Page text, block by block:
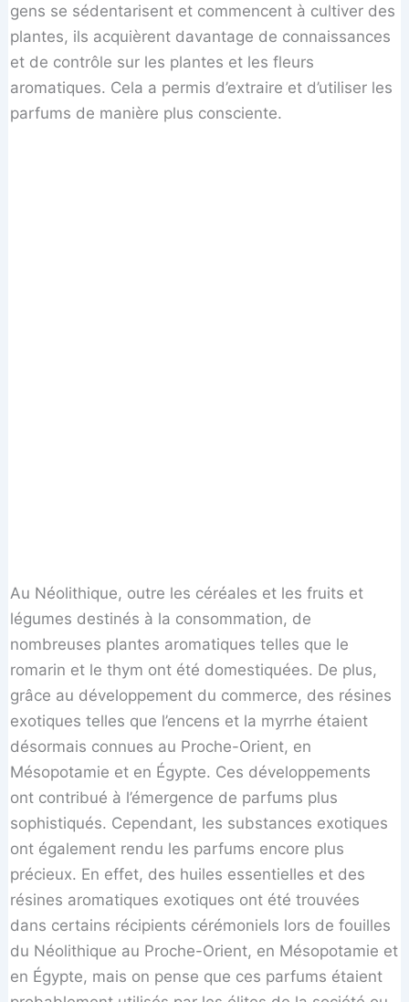
gens se sédentarisent et commencent à cultiver des
plantes, ils acquièrent davantage de connaissances
et de contrôle sur les plantes et les fleurs
aromatiques. Cela a permis d’extraire et d’utiliser les
parfums de manière plus consciente.
Au Néolithique, outre les céréales et les fruits et
légumes destinés à la consommation, de
nombreuses plantes aromatiques telles que le
romarin et le thym ont été domestiquées. De plus,
grâce au développement du commerce, des résines
exotiques telles que l’encens et la myrrhe étaient
désormais connues au Proche-Orient, en
Mésopotamie et en Égypte. Ces développements
ont contribué à l’émergence de parfums plus
sophistiqués. Cependant, les substances exotiques
ont également rendu les parfums encore plus
précieux. En effet, des huiles essentielles et des
résines aromatiques exotiques ont été trouvées
dans certains récipients cérémoniels lors de fouilles
du Néolithique au Proche-Orient, en Mésopotamie et
en Égypte, mais on pense que ces parfums étaient